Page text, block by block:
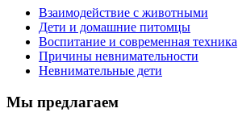
Взаимодействие с животными
Дети и домашние питомцы
Воспитание и современная техника
Причины невнимательности
Невнимательные дети
Мы предлагаем